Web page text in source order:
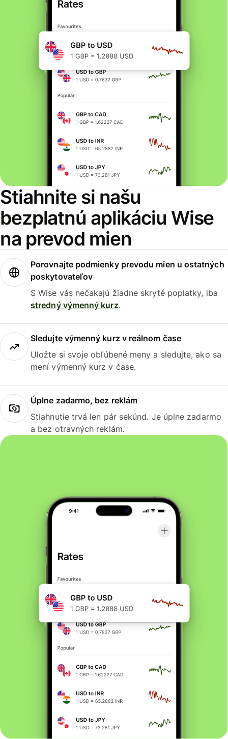
Stiahnite si našu
bezplatnú aplikáciu Wise
na prevod mien
Porovnajte podmienky prevodu mien u ostatných
poskytovateľov
S Wise vás nečakajú žiadne skryté poplatky, iba
stredný výmenný kurz.
Sledujte výmenný kurz v reálnom čase
Uložte si svoje obľúbené meny a sledujte, ako sa
mení výmenný kurz v čase.
Úplne zadarmo, bez reklám
Stiahnutie trvá len pár sekúnd. Je úplne zadarmo
a bez otravných reklám.